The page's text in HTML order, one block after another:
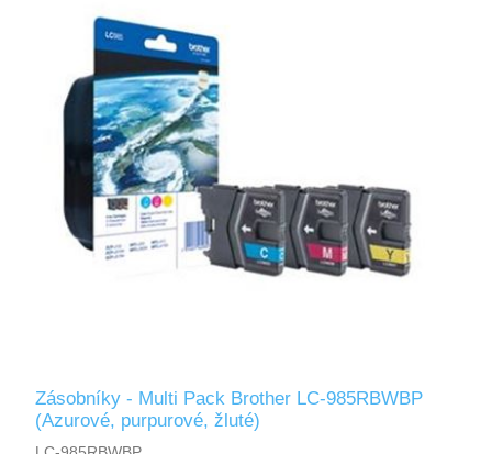
Zásobníky - Multi Pack Brother LC-985RBWBP
(Azurové, purpurové, žluté)